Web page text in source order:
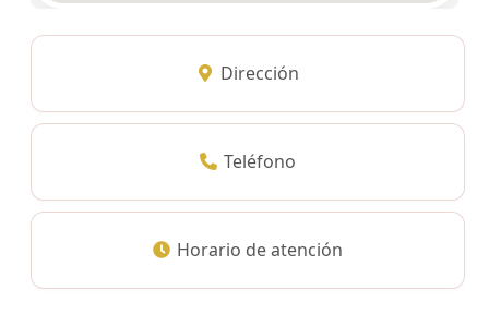
Dirección
Teléfono
Horario de atención